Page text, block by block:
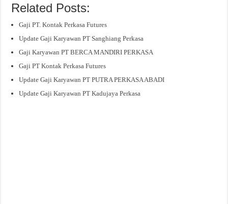
Related Posts:
Gaji PT. Kontak Perkasa Futures
Update Gaji Karyawan PT Sanghiang Perkasa
Gaji Karyawan PT BERCA MANDIRI PERKASA
Gaji PT Kontak Perkasa Futures
Update Gaji Karyawan PT PUTRA PERKASA ABADI
Update Gaji Karyawan PT Kadujaya Perkasa